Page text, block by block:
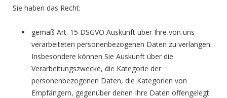
Sie haben das Recht:
gemäß Art. 15 DSGVO Auskunft über Ihre von uns
verarbeiteten personenbezogenen Daten zu verlangen.
Insbesondere können Sie Auskunft über die
Verarbeitungszwecke, die Kategorie der
personenbezogenen Daten, die Kategorien von
Empfängern, gegenüber denen Ihre Daten offengelegt